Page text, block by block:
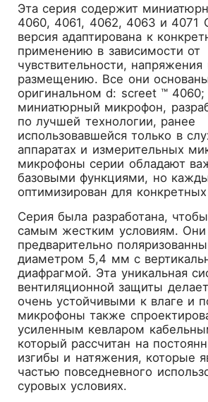
Эта серия содержит
4060, 4061, 4062, 4063 и 4071
версия адаптирована к
применению в зависимости от
чувствительности,
размещению. Все они
оригинальном d: screet ™
миниатюрный микрофон,
по лучшей технологии, ранее
использовавшейся только в
аппаратах и ​​измерительных
микрофоны серии обладают
базовыми функциями, но
оптимизирован для
Серия была разработана,
самым жестким условиям. Они
предварительно
диаметром 5,4 мм с
диафрагмой. Эта уникальная
вентиляционной защиты
очень устойчивыми к влаге и
микрофоны также
усиленным кевларом
который рассчитан на
изгибы и натяжения, которые
частью повседневного
суровых условиях.